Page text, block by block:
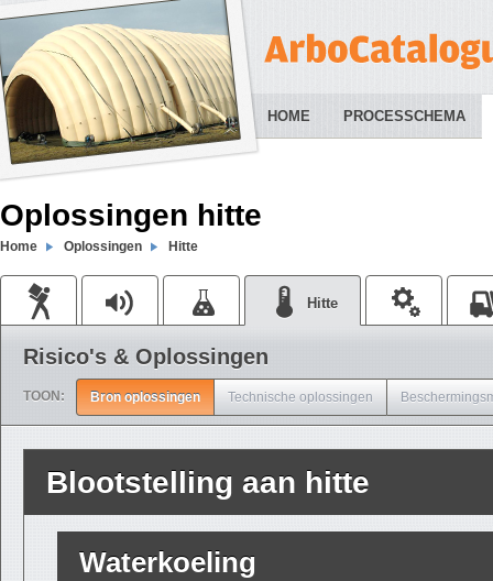
HOME PROCESSCHEMA
Oplossingen hitte
Home Oplossingen Hitte
Hitte
Risico's & Oplossingen
TOON: Bron oplossingen Technische oplossingen
Blootstelling aan hitte
Waterkoeling